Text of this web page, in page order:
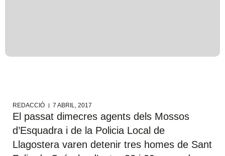
REDACCIÓ 7 ABRIL, 2017
El passat dimecres agents dels Mossos
d’Esquadra i de la Policia Local de
Llagostera varen detenir tres homes de Sant